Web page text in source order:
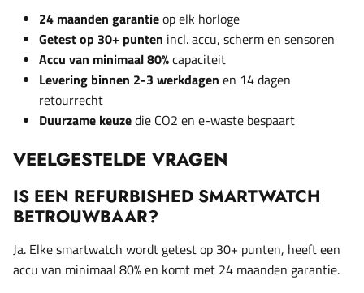
24 maanden garantieop elk horloge
Getest op 30+ punten incl. accu, scherm en sensoren
Accu van minimaal 80%capaciteit
Levering binnen 2-3 werkdagen en 14 dagen
retourrecht
Duurzame keuzedie CO2 en e-waste bespaart
VEELGESTELDE VRAGEN
IS EEN REFURBISHED SMARTWATCH
BETROUWBAAR?
Ja. Elke smartwatch wordt getest op 30+ punten, heeft een
accu van minimaal 80% en komt met 24 maanden garantie.